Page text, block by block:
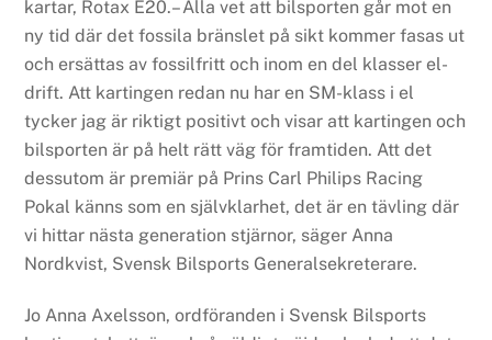
kartar, Rotax E20.– Alla vet att bilsporten går mot en
ny tid där det fossila bränslet på sikt kommer fasas ut
och ersättas av fossilfritt och inom en del klasser el-
drift. Att kartingen redan nu har en SM-klass i el
tycker jag är riktigt positivt och visar att kartingen och
bilsporten är på helt rätt väg för framtiden. Att det
dessutom är premiär på Prins Carl Philips Racing
Pokal känns som en självklarhet, det är en tävling där
vi hittar nästa generation stjärnor, säger Anna
Nordkvist, Svensk Bilsports Generalsekreterare.
Jo Anna Axelsson, ordföranden i Svensk Bilsports